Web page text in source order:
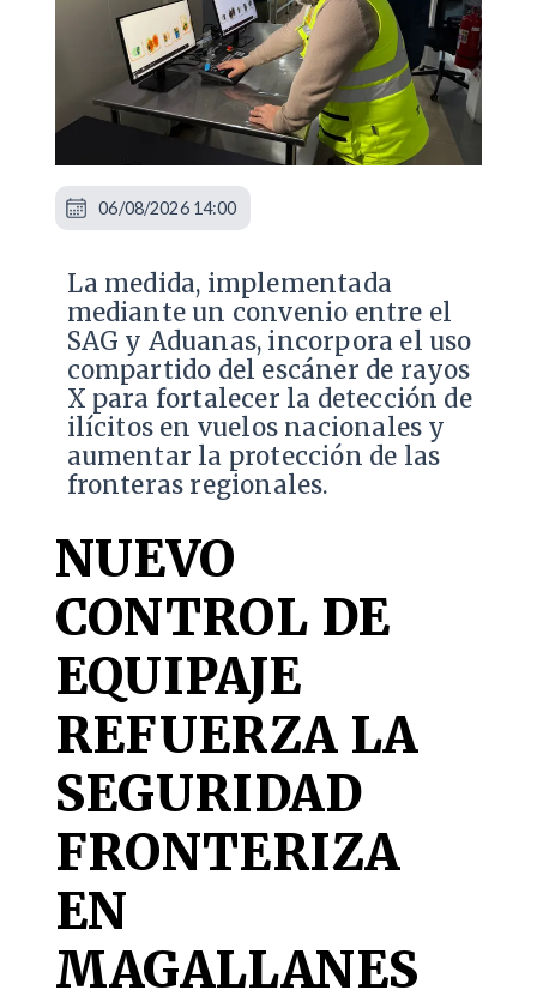
La medida, implementada
mediante un convenio entre el
SAG y Aduanas, incorpora el uso
compartido del escáner de rayos
X para fortalecer la detección de
ilícitos en vuelos nacionales y
aumentar la protección de las
fronteras regionales.
NUEVO
CONTROL DE
EQUIPAJE
REFUERZA LA
SEGURIDAD
FRONTERIZA
EN
MAGALLANES
06/08/2026 14:00